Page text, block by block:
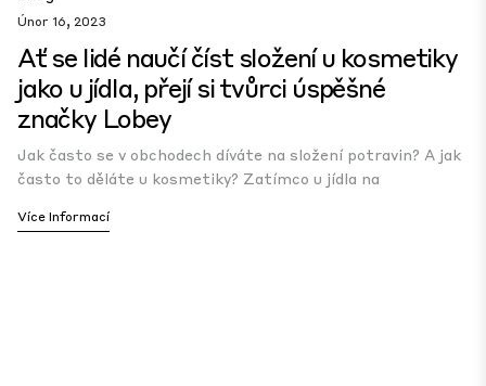
Únor 16, 2023
Ať se lidé naučí číst složení u kosmetiky
jako u jídla, přejí si tvůrci úspěšné
značky Lobey
Jak často se v obchodech díváte na složení potravin? A jak
často to děláte u kosmetiky? Zatímco u jídla na
Více Informací